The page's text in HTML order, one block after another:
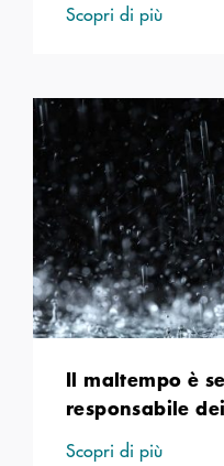
Scopri di più
Il maltempo è
responsabile
Scopri di più